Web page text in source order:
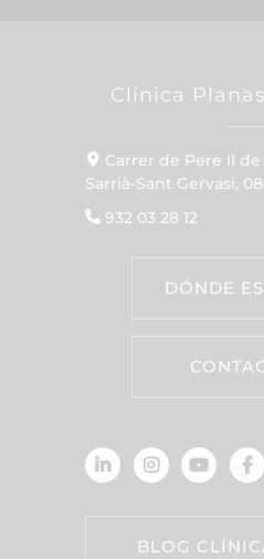
Clínica
Carrer de Pere II de
Sarrià-Sant Gervasi,
932 03 28 12
DÓNDE
BLOG